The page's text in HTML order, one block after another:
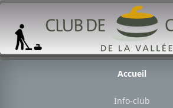
Accueil
Info-club